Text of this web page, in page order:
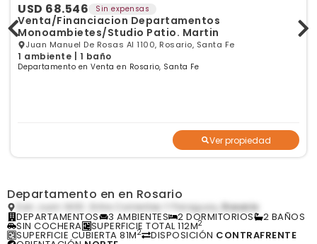
USD 68.546 Sin expensas
Venta/Financiacion Departamentos
Monoambietes/Studio Patio. Martin
Juan Manuel De Rosas Al 1100, Rosario, Santa Fe
1 ambiente | 1 baño
Departamento en Venta en Rosario, Santa Fe
Ver propiedad
Departamento en en Rosario
San Juan 1400. Entre Corrientes Y Paraguay, Rosario
DEPARTAMENTOS 3 AMBIENTES 2 DORMITORIOS 2 BAÑOS
SIN COCHERA SUPERFICIE TOTAL 112M2
SUPERFICIE CUBIERTA 81M2 DISPOSICIÓN CONTRAFRENTE